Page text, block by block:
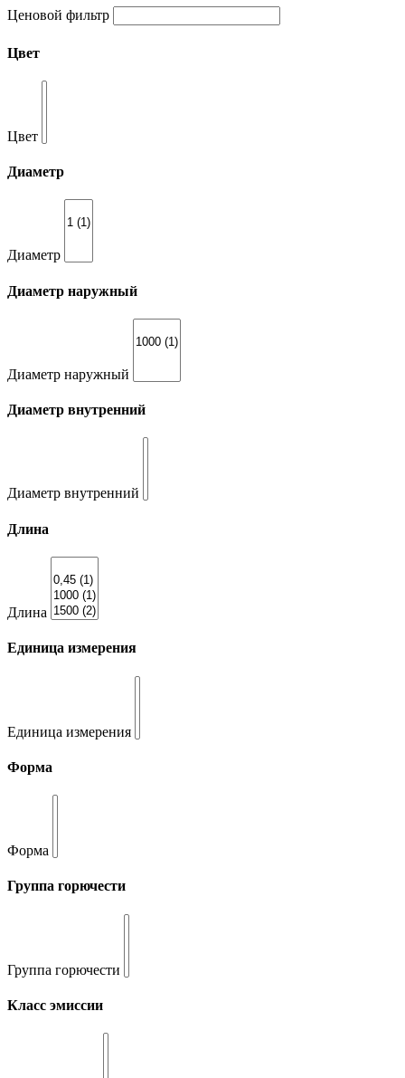
Ценовой фильтр
Цвет
Цвет
Диаметр
Диаметр
Диаметр наружный
Диаметр наружный
Диаметр внутренний
Диаметр внутренний
Длина
Длина
Единица измерения
Единица измерения
Форма
Форма
Группа горючести
Группа горючести
Класс эмиссии